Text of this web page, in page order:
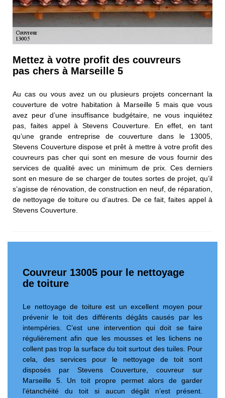
Mettez à votre profit des couvreurs
pas chers à Marseille 5
Au cas ou vous avez un ou plusieurs projets concernant la
couverture de votre habitation à Marseille 5 mais que vous
avez peur d’une insuffisance budgétaire, ne vous inquiétez
pas, faites appel à Stevens Couverture. En effet, en tant
qu’une grande entreprise de couverture dans le 13005,
Stevens Couverture dispose et prêt à mettre à votre profit des
couvreurs pas cher qui sont en mesure de vous fournir des
services de qualité avec un minimum de prix. Ces derniers
sont en mesure de se charger de toutes sortes de projet, qu’il
s’agisse de rénovation, de construction en neuf, de réparation,
de nettoyage de toiture ou d’autres. De ce fait, faites appel à
Stevens Couverture.
Couvreur 13005 pour le nettoyage
de toiture
Le nettoyage de toiture est un excellent moyen pour
prévenir le toit des différents dégâts causés par les
intempéries. C’est une intervention qui doit se faire
régulièrement afin que les mousses et les lichens ne
collent pas trop la surface du toit surtout des tuiles. Pour
cela, des services pour le nettoyage de toit sont
disposés par Stevens Couverture, couvreur sur
Marseille 5. Un toit propre permet alors de garder
l’étanchéité du toit si aucun dégât n’est présent.